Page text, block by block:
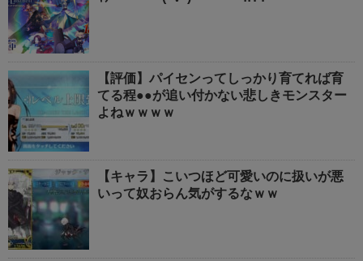
【評価】パイセンってしっかり育てれば育
てる程●●が追い付かない悲しきモンスター
よねｗｗｗｗ
【キャラ】こいつほど可愛いのに扱いが悪
いって奴おらん気がするなｗｗ